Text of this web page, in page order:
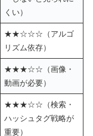
くい）
★★☆☆☆（アルゴ
リズム依存）
★★★☆☆（画像・
動画が必要）
★★★☆☆（検索・
ハッシュタグ戦略が
重要）